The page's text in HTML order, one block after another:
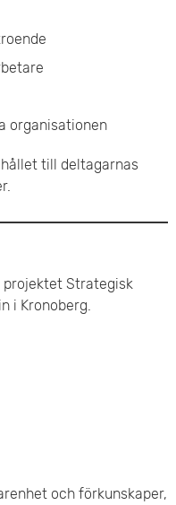
organisationen
till deltagarnas
projektet Strategisk
i Kronoberg.
och förkunskaper,